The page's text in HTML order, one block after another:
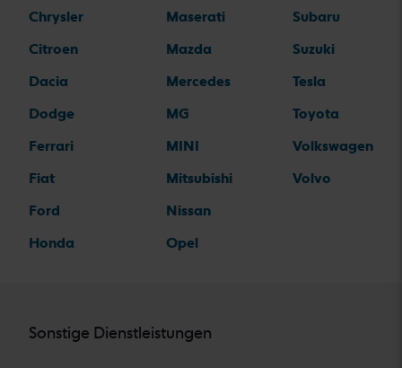
Chrysler
Citroen
Dacia
Dodge
Ferrari
Fiat
Ford
Honda
Maserati
Mazda
Mercedes
MG
MINI
Mitsubishi
Nissan
Opel
Subaru
Suzuki
Tesla
Toyota
Volkswagen
Volvo
Sonstige Dienstleistungen